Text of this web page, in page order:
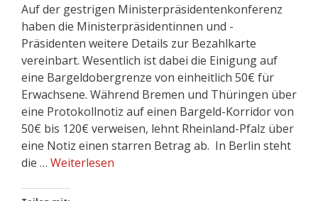
Auf der gestrigen Ministerpräsidentenkonferenz
haben die Ministerpräsidentinnen und -
Präsidenten weitere Details zur Bezahlkarte
vereinbart. Wesentlich ist dabei die Einigung auf
eine Bargeldobergrenze von einheitlich 50€ für
Erwachsene. Während Bremen und Thüringen über
eine Protokollnotiz auf einen Bargeld-Korridor von
50€ bis 120€ verweisen, lehnt Rheinland-Pfalz über
eine Notiz einen starren Betrag ab. In Berlin steht
die … Weiterlesen